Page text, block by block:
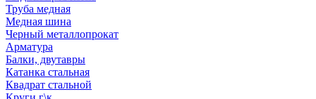
Труба медная
Медная шина
Черный металлопрокат
Арматура
Балки, двутавры
Катанка стальная
Квадрат стальной